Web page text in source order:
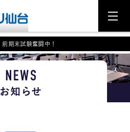
前期末試験奮闘中！
NEWS
お知らせ